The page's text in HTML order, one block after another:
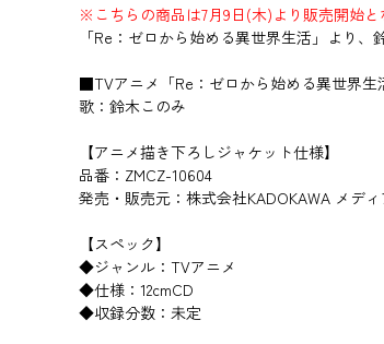
※こちらの商品は7月9日(木)より販売開始
「Re：ゼロから始める異世界生活」より
■TVアニメ「Re：ゼロから始める異世界生
歌：鈴木このみ
【アニメ描き下ろしジャケット仕様】
品番：ZMCZ-10604
発売・販売元：株式会社KADOKAWA メデ
【スペック】
◆ジャンル：TVアニメ
◆仕様：12cmCD
◆収録分数：未定